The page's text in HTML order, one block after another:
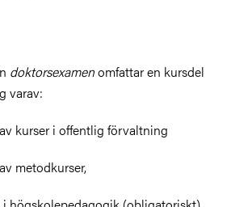
doktorsexamenomfattar en kursdel
varav:
kurser i offentlig förvaltning
metodkurser,